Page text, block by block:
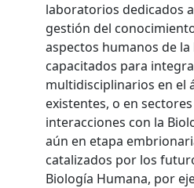
laboratorios dedicados
gestión del
aspectos humanos de
capacitados para
multidisciplinarios en el
existentes, o en
interacciones con la
aún en etapa
catalizados por los
Biología Humana, por